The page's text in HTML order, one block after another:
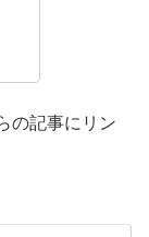
の記事にリン